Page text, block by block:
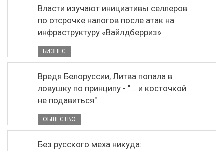
Власти изучают инициативы селлеров
по отсрочке налогов после атак на
инфраструктуру «Вайлдберриз»
БИЗНЕС
Вредя Белоруссии, Литва попала в
ловушку по принципу - "... и косточкой
не подавиться"
ОБЩЕСТВО
Без русского меха никуда: